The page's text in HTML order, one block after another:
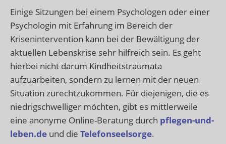
Einige Sitzungen bei einem Psychologen oder einer
Psychologin mit Erfahrung im Bereich der
Krisenintervention kann bei der Bewältigung der
aktuellen Lebenskrise sehr hilfreich sein. Es geht
hierbei nicht darum Kindheitstraumata
aufzuarbeiten, sondern zu lernen mit der neuen
Situation zurechtzukommen. Für diejenigen, die es
niedrigschwelliger möchten, gibt es mittlerweile
eine anonyme Online-Beratung durch pflegen-und-
leben.de und die Telefonseelsorge.